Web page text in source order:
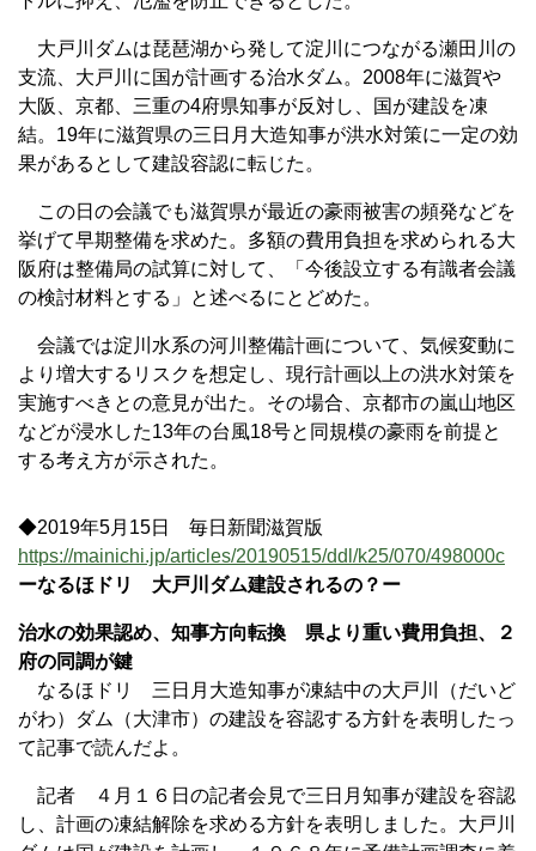
大戸川ダムは琵琶湖から発して淀川につながる瀬田川の
支流、大戸川に国が計画する治水ダム。2008年に滋賀や
大阪、京都、三重の4府県知事が反対し、国が建設を凍
結。19年に滋賀県の三日月大造知事が洪水対策に一定の効
果があるとして建設容認に転じた。
この日の会議でも滋賀県が最近の豪雨被害の頻発などを
挙げて早期整備を求めた。多額の費用負担を求められる大
阪府は整備局の試算に対して、「今後設立する有識者会議
の検討材料とする」と述べるにとどめた。
会議では淀川水系の河川整備計画について、気候変動に
より増大するリスクを想定し、現行計画以上の洪水対策を
実施すべきとの意見が出た。その場合、京都市の嵐山地区
などが浸水した13年の台風18号と同規模の豪雨を前提と
する考え方が示された。
◆2019年5月15日 毎日新聞滋賀版
https://mainichi.jp/articles/20190515/ddl/k25/070/498000c
ーなるほドリ 大戸川ダム建設されるの？ー
治水の効果認め、知事方向転換 県より重い費用負担、２
府の同調が鍵
なるほドリ 三日月大造知事が凍結中の大戸川（だいど
がわ）ダム（大津市）の建設を容認する方針を表明したっ
て記事で読んだよ。
記者 ４月１６日の記者会見で三日月知事が建設を容認
し、計画の凍結解除を求める方針を表明しました。大戸川